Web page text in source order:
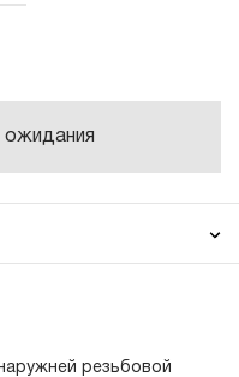
ожидания
резьбовой